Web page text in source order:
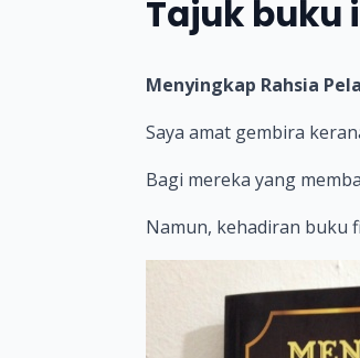
Tajuk buku
Menyingkap Rahsia
Saya amat gembira
Bagi mereka yang
Namun, kehadiran buku